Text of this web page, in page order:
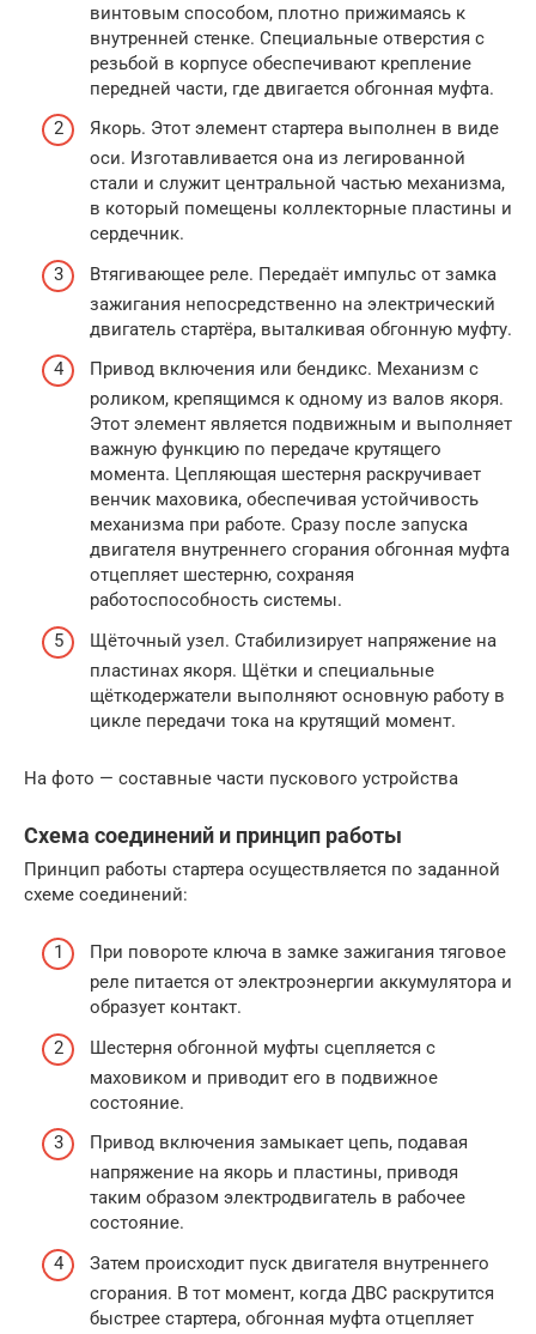
винтовым способом, плотно прижимаясь к
внутренней стенке. Специальные отверстия с
резьбой в корпусе обеспечивают крепление
передней части, где двигается обгонная муфта.
Якорь. Этот элемент стартера выполнен в виде
оси. Изготавливается она из легированной
стали и служит центральной частью механизма,
в который помещены коллекторные пластины и
сердечник.
Втягивающее реле. Передаёт импульс от замка
зажигания непосредственно на электрический
двигатель стартёра, выталкивая обгонную муфту.
Привод включения или бендикс. Механизм с
роликом, крепящимся к одному из валов якоря.
Этот элемент является подвижным и выполняет
важную функцию по передаче крутящего
момента. Цепляющая шестерня раскручивает
венчик маховика, обеспечивая устойчивость
механизма при работе. Сразу после запуска
двигателя внутреннего сгорания обгонная муфта
отцепляет шестерню, сохраняя
работоспособность системы.
Щёточный узел. Стабилизирует напряжение на
пластинах якоря. Щётки и специальные
щёткодержатели выполняют основную работу в
цикле передачи тока на крутящий момент.
На фото — составные части пускового устройства
Схема соединений и принцип работы
Принцип работы стартера осуществляется по заданной
схеме соединений:
При повороте ключа в замке зажигания тяговое
реле питается от электроэнергии аккумулятора и
образует контакт.
Шестерня обгонной муфты сцепляется с
маховиком и приводит его в подвижное
состояние.
Привод включения замыкает цепь, подавая
напряжение на якорь и пластины, приводя
таким образом электродвигатель в рабочее
состояние.
Затем происходит пуск двигателя внутреннего
сгорания. В тот момент, когда ДВС раскрутится
быстрее стартера, обгонная муфта отцепляет